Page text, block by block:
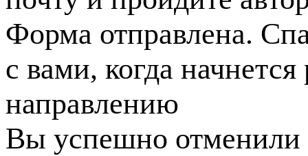
Форма отправлена.
с вами, когда
направлению
Вы успешно отменили